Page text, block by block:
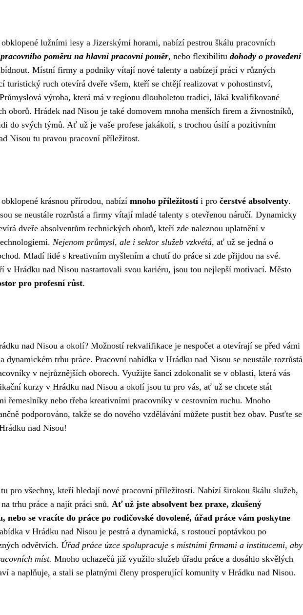
lužními lesy a Jizerskými horami, nabízí pestrou škálu pracovních
pracovního poměru na hlavní pracovní poměr, nebo flexibilitu dohody o provedení
Místní firmy a podniky vítají nové talenty a nabízejí práci v různých
turistický ruch otevírá dveře všem, kteří se chtějí realizovat v pohostinství,
výroba, která má v regionu dlouholetou tradici, láká kvalifikované
oborů. Hrádek nad Nisou je také domovem mnoha menších firem a živnostníků,
do svých týmů. Ať už je vaše profese jakákoli, s trochou úsilí a pozitivním
Nisou tu pravou pracovní příležitost.
krásnou přírodou, nabízí mnoho příležitostíi pro čerstvé absolventy.
se neustále rozrůstá a firmy vítají mladé talenty s otevřenou náručí. Dynamicky
dveře absolventům technických oborů, kteří zde naleznou uplatnění v
Nejenom průmysl, ale i sektor služeb vzkvétá, ať už se jedná o
Mladí lidé s kreativním myšlením a chutí do práce si zde přijdou na své.
v Hrádku nad Nisou nastartovali svou kariéru, jsou tou nejlepší motivací. Město
pro profesní růst.
nad Nisou a okolí? Možností rekvalifikace je nespočet a otevírají se před vámi
trhu práce. Pracovní nabídka v Hrádku nad Nisou se neustále rozrůstá
v nejrůznějších oborech. Využijte šanci zdokonalit se v oblasti, která vás
kurzy v Hrádku nad Nisou a okolí jsou tu pro vás, ať už se chcete stát
řemeslníky nebo třeba kreativními pracovníky v cestovním ruchu. Mnoho
podporováno, takže se do nového vzdělávání můžete pustit bez obav. Pusťte se
nad Nisou!
pro všechny, kteří hledají nové pracovní příležitosti. Nabízí širokou škálu služeb,
trhu práce a najít práci snů. Ať už jste absolvent bez praxe, zkušený
nebo se vracíte do práce po rodičovské dovolené, úřad práce vám poskytne
v Hrádku nad Nisou je pestrá a dynamická, s rostoucí poptávkou po
odvětvích. Úřad práce úzce spolupracuje s místními firmami a institucemi, aby
míst. Mnoho uchazečů již využilo služeb úřadu práce a dosáhlo skvělých
a naplňuje, a stali se platnými členy prosperující komunity v Hrádku nad Nisou.